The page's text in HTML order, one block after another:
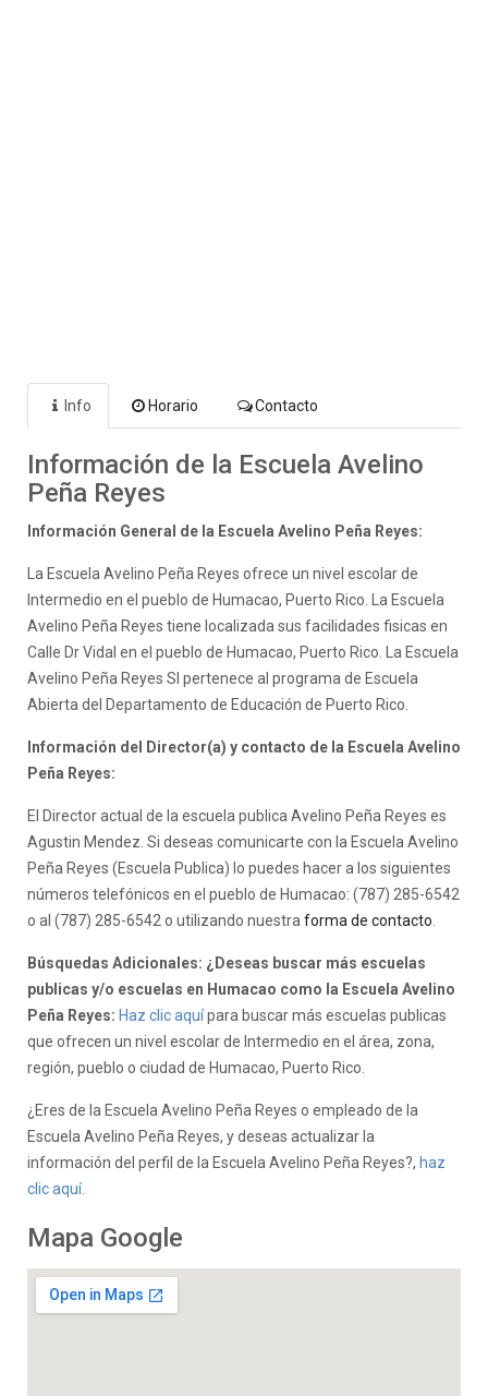
Info Horario Contacto
Información de la Escuela Avelino
Peña Reyes
Información General de la Escuela Avelino Peña Reyes:
La Escuela Avelino Peña Reyes ofrece un nivel escolar de
Intermedio en el pueblo de Humacao, Puerto Rico. La Escuela
Avelino Peña Reyes tiene localizada sus facilidades fisicas en
Calle Dr Vidal en el pueblo de Humacao, Puerto Rico. La Escuela
Avelino Peña Reyes SI pertenece al programa de Escuela
Abierta del Departamento de Educación de Puerto Rico.
Información del Director(a) y contacto de la Escuela Avelino
Peña Reyes:
El Director actual de la escuela publica Avelino Peña Reyes es
Agustin Mendez. Si deseas comunicarte con la Escuela Avelino
Peña Reyes (Escuela Publica) lo puedes hacer a los siguientes
números telefónicos en el pueblo de Humacao: (787) 285-6542
o al (787) 285-6542 o utilizando nuestra forma de contacto
Búsquedas Adicionales: ¿Deseas buscar más escuelas
publicas y/o escuelas en Humacao como la Escuela Avelino
Peña Reyes: Haz clic aquípara buscar más escuelas publicas
que ofrecen un nivel escolar de Intermedio en el área, zona,
región, pueblo o ciudad de Humacao, Puerto Rico.
¿Eres de la Escuela Avelino Peña Reyes o empleado de la
Escuela Avelino Peña Reyes, y deseas actualizar la
información del perfil de la Escuela Avelino Peña Reyes?, haz
clic aquí.
Mapa Google